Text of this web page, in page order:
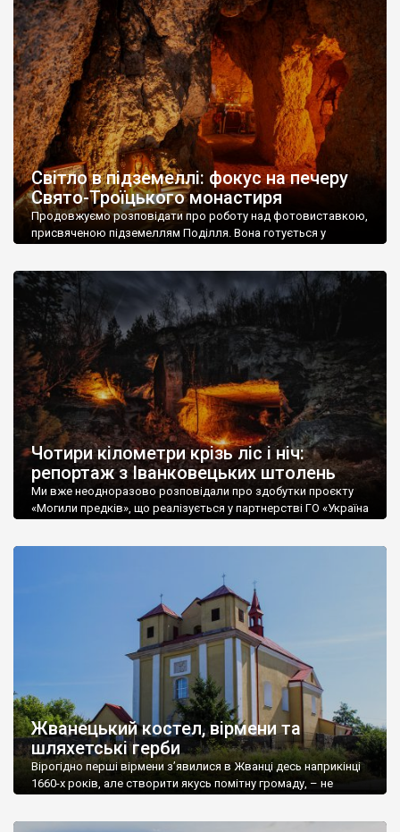
(включаючи цвинтарні пам’ятники) маємо чи не тисячу,
зображень апостолів Петра і Павла — мабуть, не менше, а
фігур інших святих — сотні, то «Скорботних Ісусів» […]
Світло в підземеллі: фокус на печеру
Свято-Троїцького монастиря
Продовжуємо розповідати про роботу над фотовиставкою,
присвяченою підземеллям Поділля. Вона готується у
та ГО «Україна Інкогніта». Цього разу у фокусі (і буквально, і
метафорично) – печера Свято-Троїцького монастиря в
селищі Сатанів. Як і личить поважній обителі, монастир від
початку був печерним. […]
Чотири кілометри крізь ліс і ніч:
репортаж з Іванковецьких штолень
Ми вже неодноразово розповідали про здобутки проєкту
«Могили предків», що реалізується у партнерстві ГО «Україна
що, крім дослідження давніх некрополів колишнього
Городоцького р-ну (українських, польських та єврейських),
дослідники вирішили розширити сферу своєї діяльності ще й
Жванецький костел, вірмени та
шляхетські герби
Вірогідно перші вірмени з’явилися в Жванці десь наприкінці
1660-х років, але створити якусь помітну громаду, – не